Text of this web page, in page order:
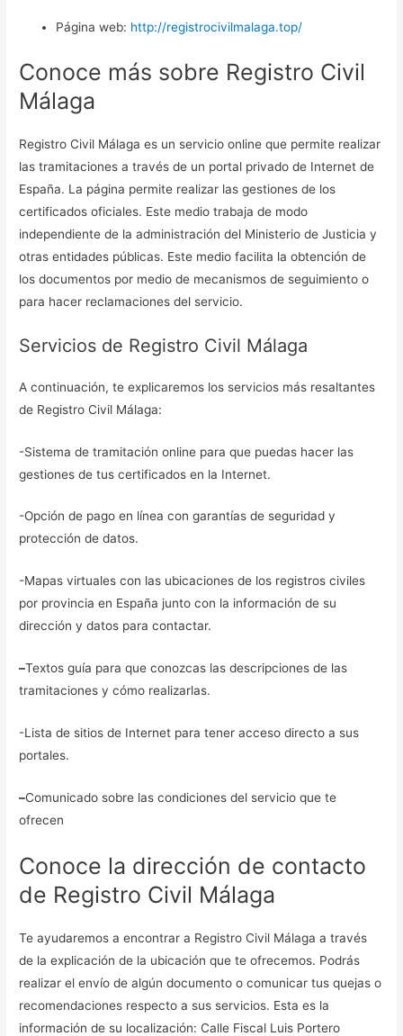
Página web: http://registrocivilmalaga.top/
Conoce más sobre Registro Civil
Málaga
Registro Civil Málaga es un servicio online que permite realizar
las tramitaciones a través de un portal privado de Internet de
España. La página permite realizar las gestiones de los
certificados oficiales. Este medio trabaja de modo
independiente de la administración del Ministerio de Justicia y
otras entidades públicas. Este medio facilita la obtención de
los documentos por medio de mecanismos de seguimiento o
para hacer reclamaciones del servicio.
Servicios de Registro Civil Málaga
A continuación, te explicaremos los servicios más resaltantes
de Registro Civil Málaga:
-Sistema de tramitación online para que puedas hacer las
gestiones de tus certificados en la Internet.
-Opción de pago en línea con garantías de seguridad y
protección de datos.
-Mapas virtuales con las ubicaciones de los registros civiles
por provincia en España junto con la información de su
dirección y datos para contactar.
–Textos guía para que conozcas las descripciones de las
tramitaciones y cómo realizarlas.
-Lista de sitios de Internet para tener acceso directo a sus
portales.
–Comunicado sobre las condiciones del servicio que te
ofrecen
Conoce la dirección de contacto
de Registro Civil Málaga
Te ayudaremos a encontrar a Registro Civil Málaga a través
de la explicación de la ubicación que te ofrecemos. Podrás
realizar el envío de algún documento o comunicar tus quejas o
recomendaciones respecto a sus servicios. Esta es la
información de su localización: Calle Fiscal Luis Portero